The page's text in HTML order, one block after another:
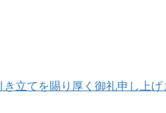
てを賜り厚く御礼申し上